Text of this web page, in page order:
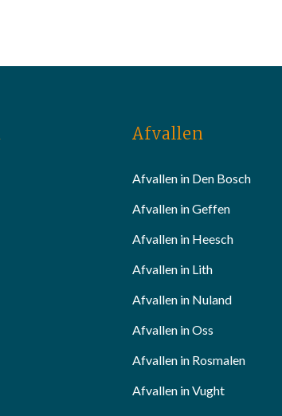
Afvallen
Afvallen in Den Bosch
Afvallen in Geffen
Afvallen in Heesch
Afvallen in Lith
Afvallen in Nuland
Afvallen in Oss
Afvallen in Rosmalen
Afvallen in Vught